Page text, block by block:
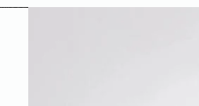
PASSER AUX INFORMATIONS SUR LE PRODUIT